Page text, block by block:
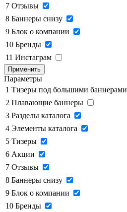
7 Отзывы
8 Баннеры снизу
9 Блок о компании
10 Бренды
11 Инстаграм
Применить
Параметры
1 Тизеры под большими баннерами
2 Плавающие баннеры
3 Разделы каталога
4 Элементы каталога
5 Тизеры
6 Акции
7 Отзывы
8 Баннеры снизу
9 Блок о компании
10 Бренды